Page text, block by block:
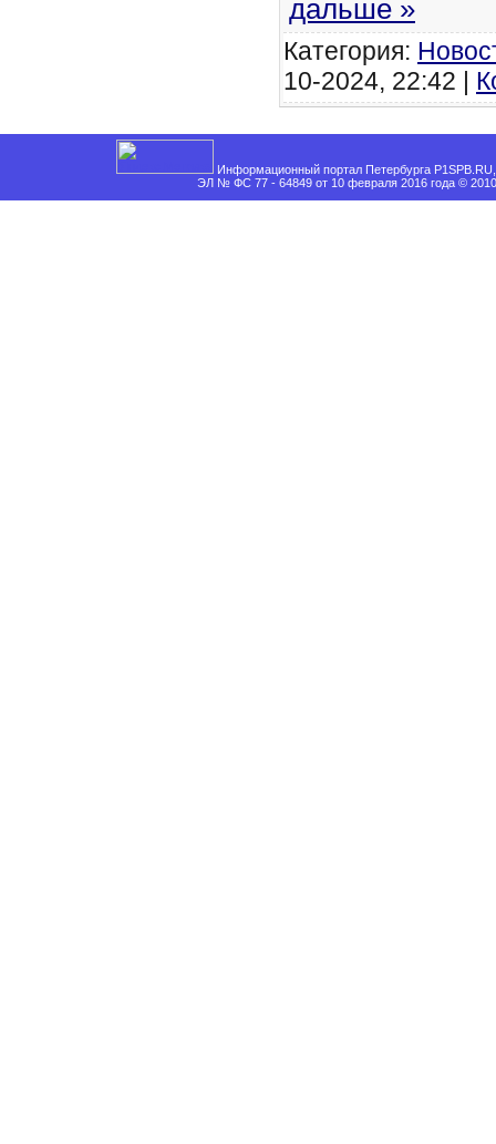
дальше »
Категория:
10-2024, 22:42 |
Информационный портал Петербурга
ЭЛ № ФС 77 - 64849 от 10 февраля 2016 года ©